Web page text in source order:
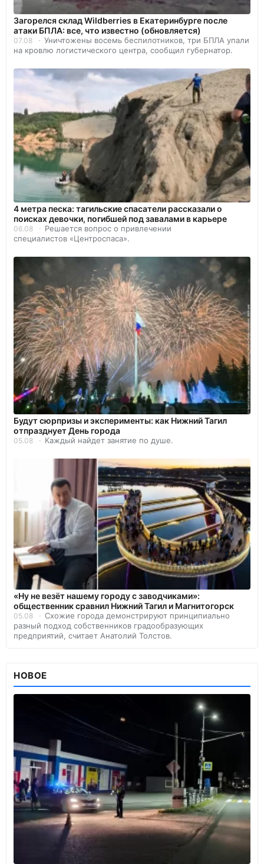
Загорелся склад Wildberries в Екатеринбурге после
атаки БПЛА: все, что известно (обновляется)
07.08
Уничтожены восемь беспилотников, три БПЛА упали
на кровлю логистического центра, сообщил губернатор.
4 метра песка: тагильские спасатели рассказали о
поисках девочки, погибшей под завалами в карьере
06.08
Решается вопрос о привлечении
специалистов «Центроспаса».
Будут сюрпризы и эксперименты: как Нижний Тагил
отпразднует День города
05.08 Каждый найдет занятие по душе.
«Ну не везёт нашему городу с заводчиками»:
общественник сравнил Нижний Тагил и Магнитогорск
05.08
Схожие города демонстрируют принципиально
разный подход собственников градообразующих
предприятий, считает Анатолий Толстов.
НОВОЕ